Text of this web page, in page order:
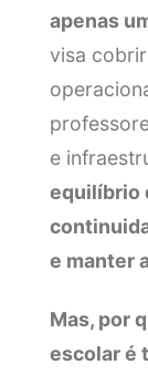
apenas
visa
e
equilíbrio
e manter
Mas, por
escolar é